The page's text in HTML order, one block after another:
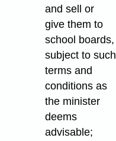
and sell or
give them to
school boards,
subject to such
terms and
conditions as
the minister
deems
advisable;